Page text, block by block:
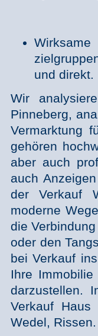
und direkt.
Wir
Pinneberg,
Vermarktung
gehören
aber auch
auch
der Verkauf
moderne
die
oder den
bei Verkauf
Ihre
darzustellen.
Verkauf Haus
Wedel, Rissen.